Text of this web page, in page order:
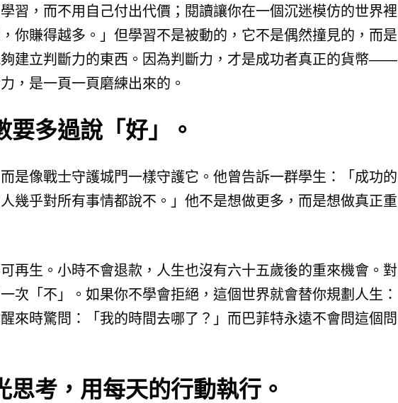
習，而不用自己付出代價；閱讀讓你在一個沉迷模仿的世界裡
你賺得越多。」但學習不是被動的，它不是偶然撞見的，而是
建立判斷力的東西。因為判斷力，才是成功者真正的貨幣——
，是一頁一頁磨練出來的。
多過說「好」。
是像戰士守護城門一樣守護它。他曾告訴一群學生：「成功的
幾乎對所有事情都說不。」他不是想做更多，而是想做真正重
再生。小時不會退款，人生也沒有六十五歲後的重來機會。對
次「不」。如果你不學會拒絕，這個世界就會替你規劃人生：
來時驚問：「我的時間去哪了？」而巴菲特永遠不會問這個問
考，用每天的行動執行。